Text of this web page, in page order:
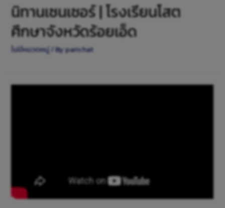
นิทานเซนเซอร์ | โรงเรียนโสต
ศึกษาจังหวัดร้อยเอ็ด
ไม่มีหมวดหมู่/ Byparichat